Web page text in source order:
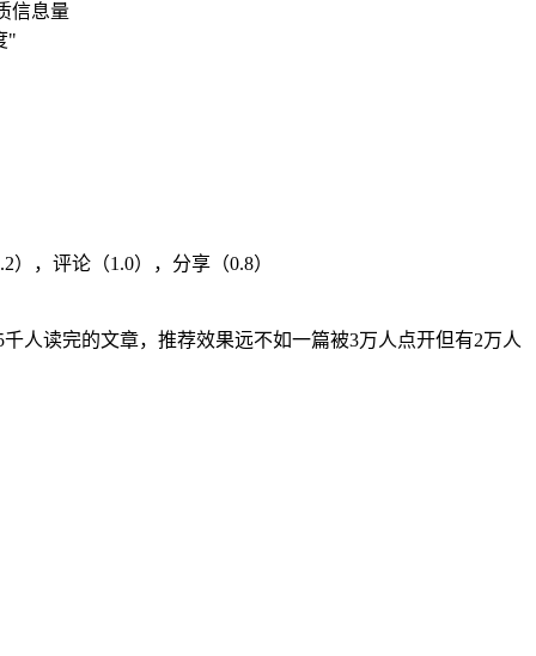
信息量
"
，评论（1.0），分享（0.8）
人读完的文章，推荐效果远不如一篇被3万人点开但有2万人